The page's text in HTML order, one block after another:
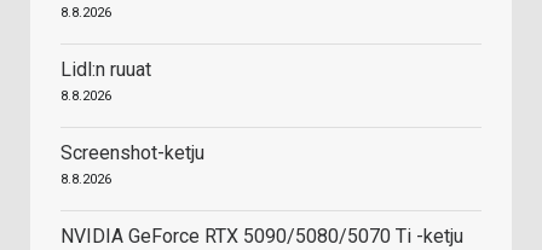
8.8.2026
Lidl:n ruuat
8.8.2026
Screenshot-ketju
8.8.2026
NVIDIA GeForce RTX 5090/5080/5070 Ti -ketju